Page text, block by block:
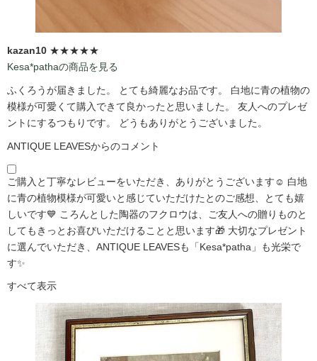
kazan10 ★★★★★
Kesa*pathaの商品を見る
ふくろうが届きました。 とても綺麗なお品です。 白地に青の植物の
模様が可愛くて購入できて良かったと思いました。 友人へのプレゼ
ントにするつもりです。 どうもありがとうございました。
ANTIQUE LEAVESからのコメント
ご購入と丁寧なレビューをいただき、ありがとうございます☺️ 白地
に青の植物模様が可愛いと感じていただけたとのご感想、とても嬉
しいです💙 ころんとした陶器のフクロウは、ご友人への贈りものと
してもきっとお喜びいただけることと思います🎁 大切なプレゼント
に選んでいただき、ANTIQUE LEAVESも「Kesa*patha」も光栄で
す✨
すべて表示